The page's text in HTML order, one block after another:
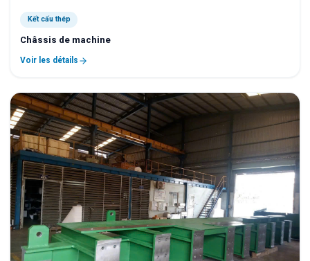
Kết cấu thép
Châssis de machine
Voir les détails